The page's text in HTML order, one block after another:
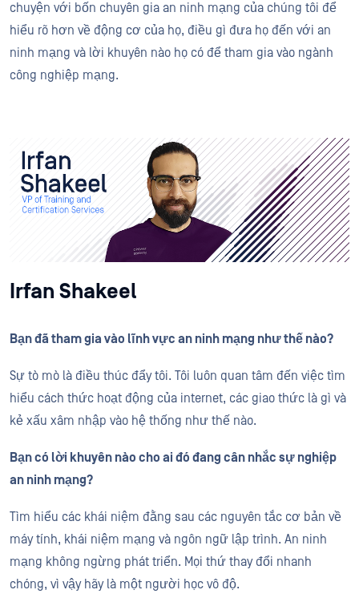
chuyện với bốn chuyên gia an ninh mạng của chúng tôi để
hiểu rõ hơn về động cơ của họ, điều gì đưa họ đến với an
ninh mạng và lời khuyên nào họ có để tham gia vào ngành
công nghiệp mạng.
Irfan Shakeel
Bạn đã tham gia vào lĩnh vực an ninh mạng như thế nào?
Sự tò mò là điều thúc đẩy tôi. Tôi luôn quan tâm đến việc tìm
hiểu cách thức hoạt động của internet, các giao thức là gì và
kẻ xấu xâm nhập vào hệ thống như thế nào.
Bạn có lời khuyên nào cho ai đó đang cân nhắc sự nghiệp
an ninh mạng?
Tìm hiểu các khái niệm đằng sau các nguyên tắc cơ bản về
máy tính, khái niệm mạng và ngôn ngữ lập trình. An ninh
mạng không ngừng phát triển. Mọi thứ thay đổi nhanh
chóng, vì vậy hãy là một người học vô độ.